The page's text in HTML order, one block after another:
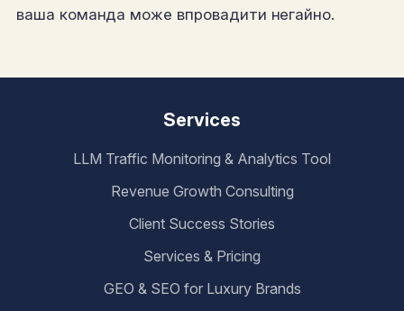
ваша команда може впровадити негайно.
Services
LLM Traffic Monitoring & Analytics Tool
Revenue Growth Consulting
Client Success Stories
Services & Pricing
GEO & SEO for Luxury Brands